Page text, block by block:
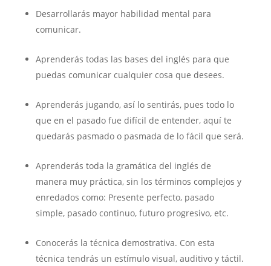
Desarrollarás mayor habilidad mental para
comunicar.
Aprenderás todas las bases del inglés para que
puedas comunicar cualquier cosa que desees.
Aprenderás jugando, así lo sentirás, pues todo lo
que en el pasado fue difícil de entender, aquí te
quedarás pasmado o pasmada de lo fácil que será.
Aprenderás toda la gramática del inglés de
manera muy práctica, sin los términos complejos y
enredados como: Presente perfecto, pasado
simple, pasado continuo, futuro progresivo, etc.
Conocerás la técnica demostrativa. Con esta
técnica tendrás un estímulo visual, auditivo y táctil.